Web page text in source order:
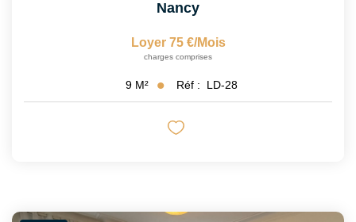
Nancy
Loyer 75 €/mois
charges comprises
9 M² Réf : LD-28